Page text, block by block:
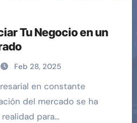
Tu Negocio en un
Feb 28, 2025
del mercado se ha
para…